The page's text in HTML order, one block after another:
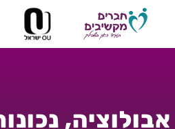
אבולוציה,